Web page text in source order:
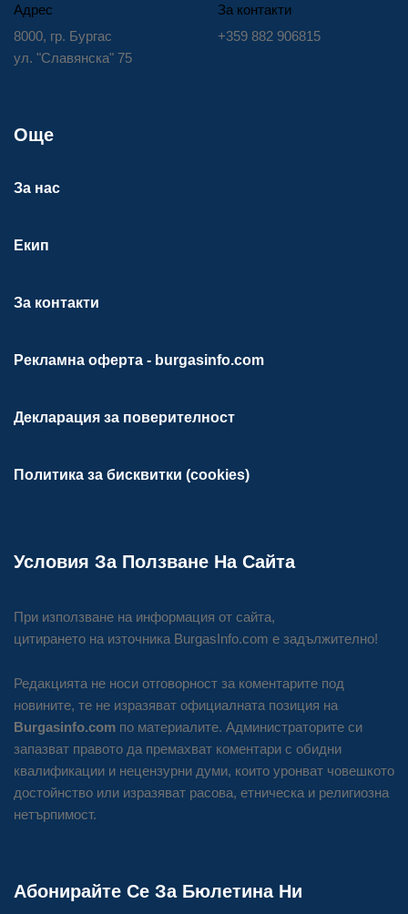
Адрес
8000, гр. Бургас
ул. "Славянска" 75
За контакти
+359 882 906815
Още
За нас
Екип
За контакти
Рекламна оферта - burgasinfo.com
Декларация за поверителност
Политика за бисквитки (cookies)
Условия За Ползване На Сайта
При използване на информация от сайта,
цитирането на източника BurgasInfo.com е задължително!
Редакцията не носи отговорност за коментарите под
новините, те не изразяват официалната позиция на
Burgasinfo.com по материалите. Администраторите си
запазват правото да премахват коментари с обидни
квалификации и нецензурни думи, които уронват човешкото
достойнство или изразяват расова, етническа и религиозна
нетърпимост.
Абонирайте Се За Бюлетина Ни